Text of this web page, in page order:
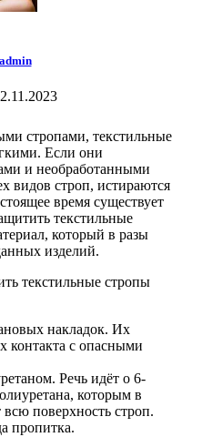
стропами, текстильные
Если они
и необработанными
видов строп, истираются
время существует
текстильные
который в разы
изделий.
текстильные стропы
накладок. Их
контакта с опасными
Речь идёт о 6-
которым в
поверхность строп.
пропитка.